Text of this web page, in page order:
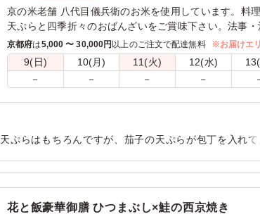
京の米老舗 八代目儀兵衛のお米を使用しています。料
天ぷらと四季折々のおばんざいをご賞味下さい。法事
な会食にオススメです。
京都府は5,000 〜 30,000円 以上のご注文で配達無料 ※お届けエ
9(日) 10(月) 11(火) 12(水)
－ － － －
ぷらはもちろんですが、茄子の天ぷらが包丁を入れて
花と飯豪華御膳 ひつまぶし×鮭の西京焼き